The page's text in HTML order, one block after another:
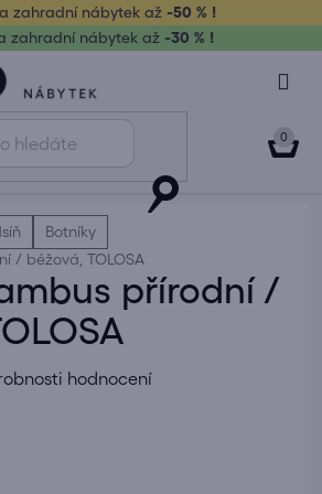
zahradní nábytek až-50 % !
zahradní nábytek až -30 % !
Botníky
/ béžová, TOLOSA
přírodní /
hodnocení